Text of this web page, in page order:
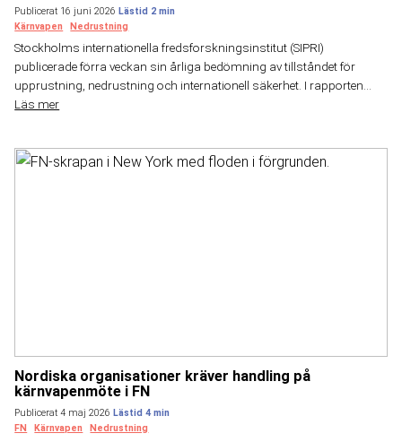
Publicerat 16 juni 2026
Kärnvapen
Nedrustning
Stockholms internationella fredsforskningsinstitut (SIPRI)
publicerade förra veckan sin årliga bedömning av tillståndet för
upprustning, nedrustning och internationell säkerhet. I rapporten...
Läs mer
Nordiska organisationer kräver handling på
kärnvapenmöte i FN
Publicerat 4 maj 2026
FN
Kärnvapen Nedrustning